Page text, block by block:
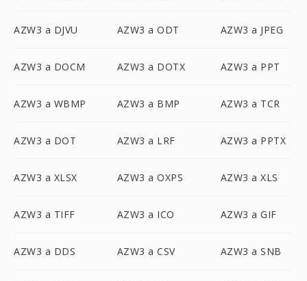
AZW3 a DJVU AZW3 a ODT AZW3 a JPEG
AZW3 a DOCM AZW3 a DOTX AZW3 a PPT
AZW3 a WBMP AZW3 a BMP AZW3 a TCR
AZW3 a DOT AZW3 a LRF AZW3 a PPTX
AZW3 a XLSX AZW3 a OXPS AZW3 a XLS
AZW3 a TIFF AZW3 a ICO AZW3 a GIF
AZW3 a DDS AZW3 a CSV AZW3 a SNB